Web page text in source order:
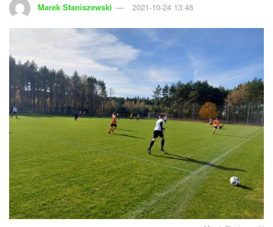
Marek Staniszewski 2021-10-24 13:48